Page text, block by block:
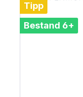
Tipp
Bestand 6+